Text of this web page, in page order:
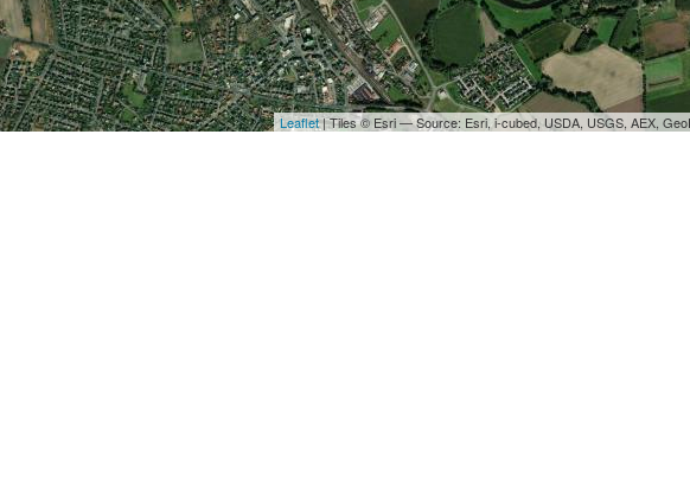
Leaflet| Tiles © Esri — Source: Esri, i-cubed, USDA, USGS, AEX,